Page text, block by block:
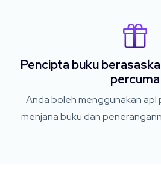
Pencipta buku
percuma
Anda boleh menggunakan apl
menjana buku dan